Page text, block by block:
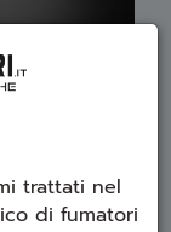
trattati nel
di fumatori